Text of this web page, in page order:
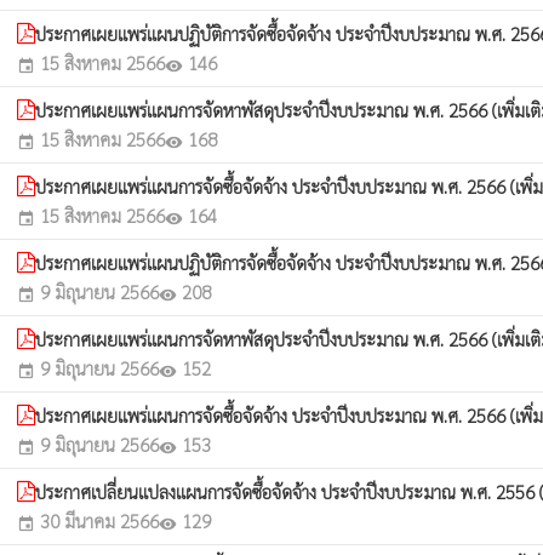
ประกาศเผยแพร่แผนปฏิบัติการจัดซื้อจัดจ้าง ประจำปีงบประมาณ พ.ศ.
event 15 สิงหาคม 2566visibility 146
ประกาศเผยแพร่แผนการจัดหาพัสดุประจำปีงบประมาณ พ.ศ. 2566 (เพิ่มเ
event 15 สิงหาคม 2566visibility 168
ประกาศเผยแพร่แผนการจัดซื้อจัดจ้าง ประจำปีงบประมาณ พ.ศ. 2566 (เพิ่
event 15 สิงหาคม 2566visibility 164
ประกาศเผยแพร่แผนปฏิบัติการจัดซื้อจัดจ้าง ประจำปีงบประมาณ พ.ศ.
event 9 มิถุนายน 2566visibility 208
ประกาศเผยแพร่แผนการจัดหาพัสดุประจำปีงบประมาณ พ.ศ. 2566 (เพิ่มเ
event 9 มิถุนายน 2566visibility 152
ประกาศเผยแพร่แผนการจัดซื้อจัดจ้าง ประจำปีงบประมาณ พ.ศ. 2566 (เพิ่
event 9 มิถุนายน 2566visibility 153
ประกาศเปลี่ยนแปลงแผนการจัดซื้อจัดจ้าง ประจำปีงบประมาณ พ.ศ. 2556
event 30 มีนาคม 2566visibility 129